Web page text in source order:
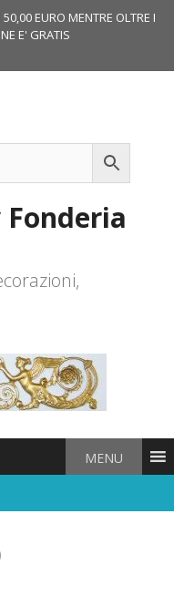
EURO MENTRE OLTRE I
E' GRATIS
MENU